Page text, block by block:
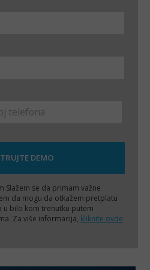
Slažem se da primam važne
da mogu da otkažem pretplatu
u bilo kom trenutku putem
Za više informacija, kliknite ovde